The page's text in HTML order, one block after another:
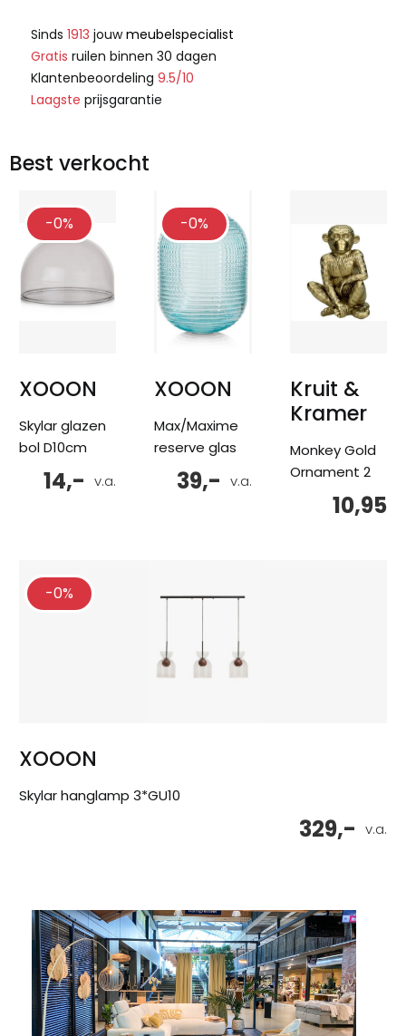
Sinds 1913 jouwmeubelspecialist
Gratis ruilen binnen 30 dagen
Klantenbeoordeling 9.5/10
Laagste prijsgarantie
Best verkocht
-0%
XOOON
Skylar glazen
bol D10cm
v.a.
14,-
-0%
XOOON
Max/Maxime
reserve glas
v.a.
39,-
Kruit &
Kramer
Monkey Gold
Ornament 2
10,95
-0%
XOOON
Skylar hanglamp 3*GU10
v.a.
329,-